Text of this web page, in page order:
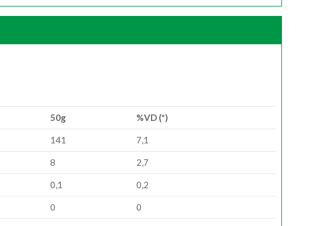
50g %VD (*)
141 7,1
8 2,7
0,1 0,2
0 0